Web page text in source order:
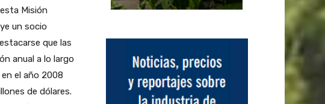
Misión
un socio
que las
anual a lo largo
el año 2008
de dólares.